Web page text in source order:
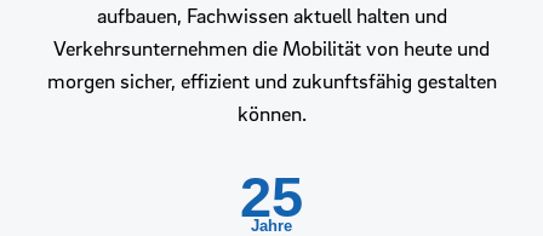
aufbauen, Fachwissen aktuell halten und
Verkehrsunternehmen die Mobilität von heute und
morgen sicher, effizient und zukunftsfähig gestalten
können.
25
Jahre